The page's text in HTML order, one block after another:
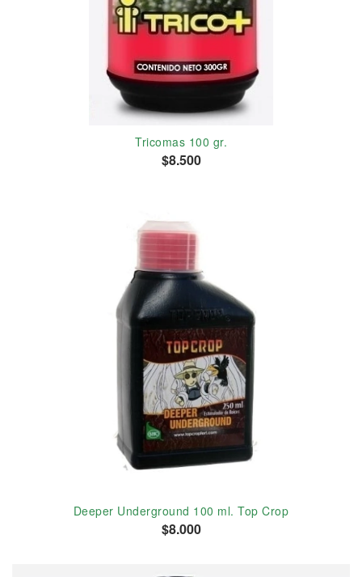
Tricomas 100 gr.
$8.500
Deeper Underground 100 ml. Top Crop
$8.000